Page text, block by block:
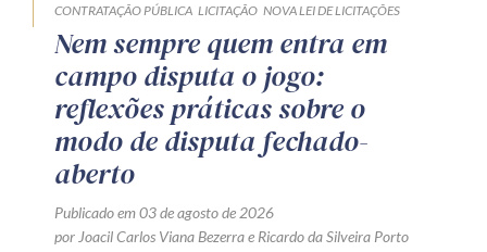
CONTRATAÇÃO PÚBLICA LICITAÇÃO NOVA LEI DE LICITAÇÕES
Nem sempre quem entra em
campo disputa o jogo:
reflexões práticas sobre o
modo de disputa fechado-
aberto
Publicado em 03 de agosto de 2026
por Joacil Carlos Viana Bezerrae Ricardo da Silveira Porto